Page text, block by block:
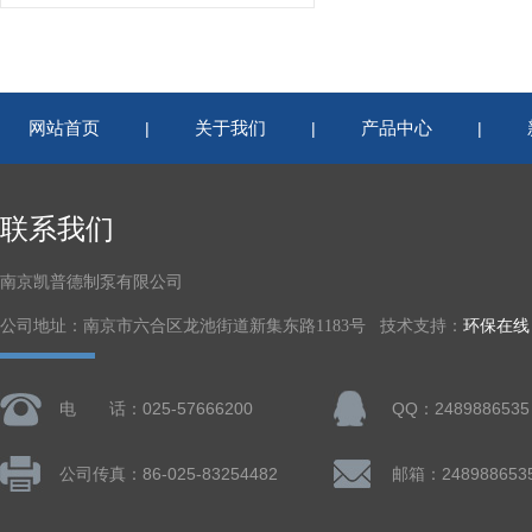
网站首页 | 关于我们 | 产品中心 |
联系我们
南京凯普德制泵有限公司
公司地址：南京市六合区龙池街道新集东路1183号 技术支持： 环保在线
电 话：025-57666200 QQ：2489886535
公司传真：86-025-83254482 邮箱：